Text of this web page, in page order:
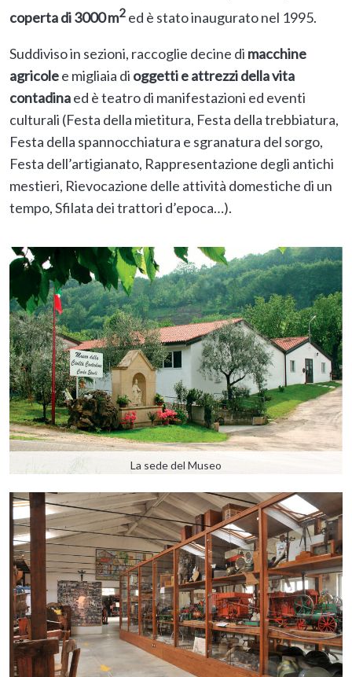
coperta di 3000 m2 ed è stato inaugurato nel 1995.
Suddiviso in sezioni, raccoglie decine di macchine
agricolee migliaia di oggetti e attrezzi della vita
contadinaed è teatro di manifestazioni ed eventi
culturali (Festa della mietitura, Festa della trebbiatura,
Festa della spannocchiatura e sgranatura del sorgo,
Festa dell’artigianato, Rappresentazione degli antichi
mestieri, Rievocazione delle attività domestiche di un
tempo, Sfilata dei trattori d’epoca…).
La sede del Museo